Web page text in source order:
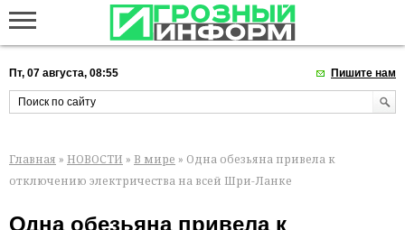
Пт, 07 августа, 08:55 Пишите нам
Главная » НОВОСТИ » В мире » Одна обезьяна привела к
отключению электричества на всей Шри-Ланке
Одна обезьяна привела к